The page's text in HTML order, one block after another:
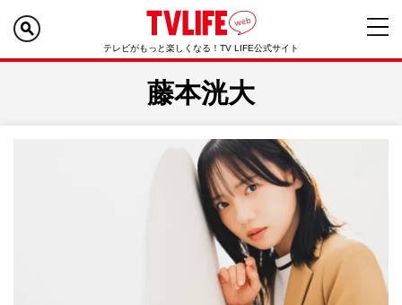
テレビがもっと楽しくなる！TV LIFE公式サイト
藤本洸大